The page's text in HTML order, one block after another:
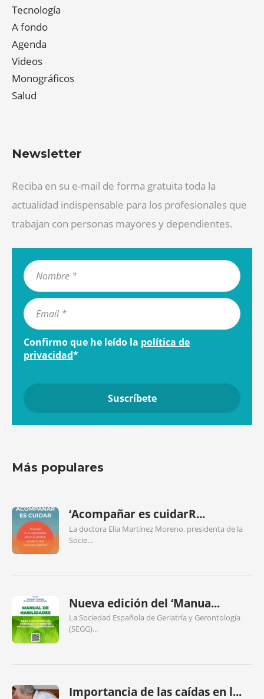
Tecnología
A fondo
Agenda
Videos
Monográficos
Salud
Newsletter
Reciba en su e-mail de forma gratuita toda la
actualidad indispensable para los profesionales que
trabajan con personas mayores y dependientes.
Confirmo que he leído la política de
privacidad*
Más populares
‘Acompañar es cuidarR...
La doctora Elia Martínez Moreno, presidenta de la
Socie...
Nueva edición del ‘Manua...
La Sociedad Española de Geriatría y Gerontología
(SEGG)...
Importancia de las caídas en l...